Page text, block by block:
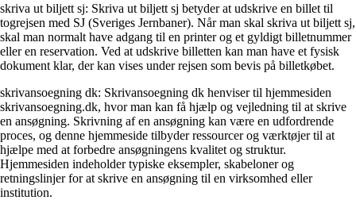
skriva ut biljett sj: Skriva ut biljett sj betyder at udskrive en billet til
togrejsen med SJ (Sveriges Jernbaner). Når man skal skriva ut biljett sj,
skal man normalt have adgang til en printer og et gyldigt billetnummer
eller en reservation. Ved at udskrive billetten kan man have et fysisk
dokument klar, der kan vises under rejsen som bevis på billetkøbet.
skrivansoegning dk: Skrivansoegning dk henviser til hjemmesiden
skrivansoegning.dk, hvor man kan få hjælp og vejledning til at skrive
en ansøgning. Skrivning af en ansøgning kan være en udfordrende
proces, og denne hjemmeside tilbyder ressourcer og værktøjer til at
hjælpe med at forbedre ansøgningens kvalitet og struktur.
Hjemmesiden indeholder typiske eksempler, skabeloner og
retningslinjer for at skrive en ansøgning til en virksomhed eller
institution.